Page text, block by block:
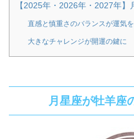
【2025年・2026年・2027年】
直感と慎重さのバランスが運気
大きなチャレンジが開運の鍵に
月星座が牡羊座